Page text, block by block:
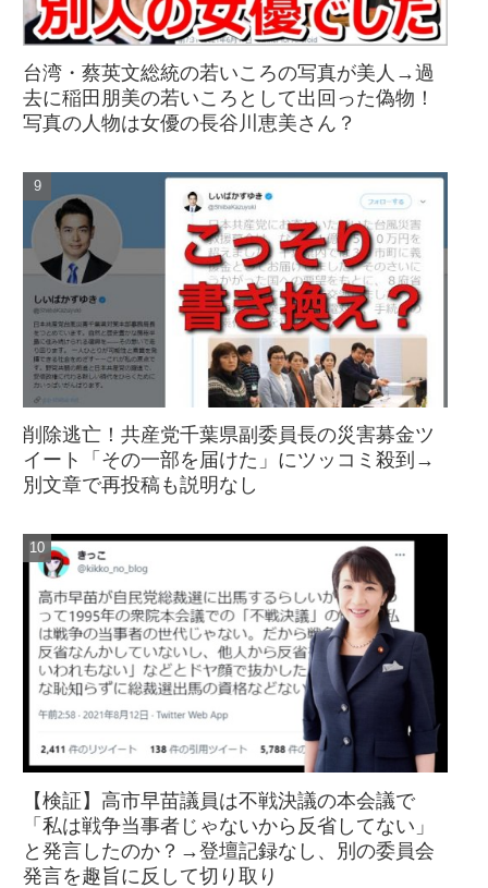
台湾・蔡英文総統の若いころの写真が美人→過
去に稲田朋美の若いころとして出回った偽物！
写真の人物は女優の長谷川恵美さん？
削除逃亡！共産党千葉県副委員長の災害募金ツ
イート「その一部を届けた」にツッコミ殺到→
別文章で再投稿も説明なし
【検証】高市早苗議員は不戦決議の本会議で
「私は戦争当事者じゃないから反省してない」
と発言したのか？→登壇記録なし、別の委員会
発言を趣旨に反して切り取り